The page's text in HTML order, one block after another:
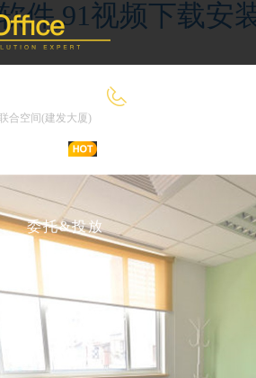
件,91视频下载安
委托&投放
合空间(建发大厦)